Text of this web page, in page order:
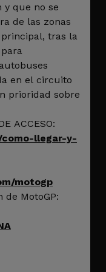
y que no se
de las zonas
tras la
en el circuito
prioridad sobre
DE ACCESO:
llegar-y-
motogp
de MotoGP: